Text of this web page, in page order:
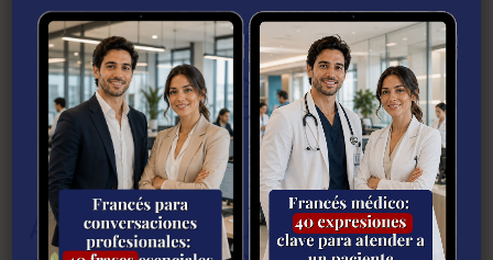
pronunciar los
sonidos u y ou
en francés
Aprende a pronunciar los
Aprende